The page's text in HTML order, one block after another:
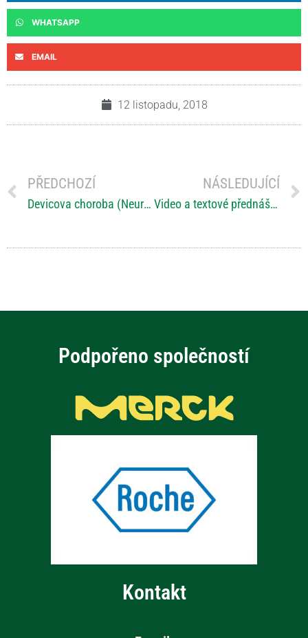
WHATSAPP
EMAIL
12 listopadu, 2018
PŘEDCHOZÍ
Devicova choroba (Neuromyelitis optica)
NÁSLEDUJÍCÍ
Video a textové přednášky z konference „O RS (nejen) pro rodinu“
Podpořeno společností
Kontakt